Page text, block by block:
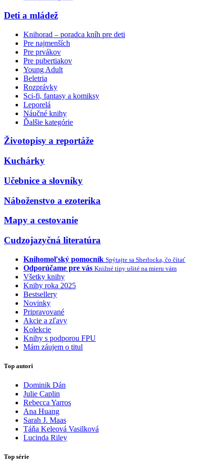
Deti a mládež
Knihorad – poradca kníh pre deti
Pre najmenších
Pre prvákov
Pre pubertiakov
Young Adult
Beletria
Rozprávky
Sci-fi, fantasy a komiksy
Leporelá
Náučné knihy
Ďalšie kategórie
Životopisy a reportáže
Kuchárky
Učebnice a slovníky
Náboženstvo a ezoterika
Mapy a cestovanie
Cudzojazyčná literatúra
Knihomoľský pomocník Spýtajte sa Sherlocka, čo čítať
Odporúčame pre vás Knižné tipy ušité na mieru vám
Všetky knihy
Knihy roka 2025
Bestsellery
Novinky
Pripravované
Akcie a zľavy
Kolekcie
Knihy s podporou FPU
Mám záujem o titul
Top autori
Dominik Dán
Julie Caplin
Rebecca Yarros
Ana Huang
Sarah J. Maas
Táňa Keleová Vasilková
Lucinda Riley
Top série